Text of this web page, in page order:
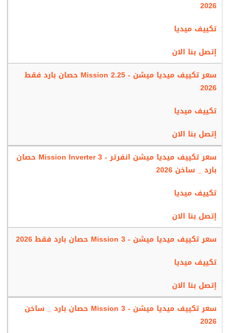
على تدريب جميع العاملين لدينا حتى تكون الخدمة متميزة وتتميز بأنها
ضمان تكييف ميديا
امكانياته وتوفير أفضل العروض والخصومات على كافة أجهزتنا ولكن
جميع أعمال الصيانة وهذا لكى نوفر كل ما يرضى العميل .
2026
تكييف ميديا
إتصل بنا الان
سعر تكييف ميديا ميشن - Mission 2.25 حصان بارد فقط
2026
تكييف ميديا
إتصل بنا الان
سعر تكييف ميديا ميشن انفرتر - Mission Inverter 3 حصان
بارد _ ساخن 2026
تكييف ميديا
إتصل بنا الان
سعر تكييف ميديا ميشن - Mission 3 حصان بارد فقط 2026
تكييف ميديا
إتصل بنا الان
سعر تكييف ميديا ميشن - Mission 3 حصان بارد _ ساخن
2026